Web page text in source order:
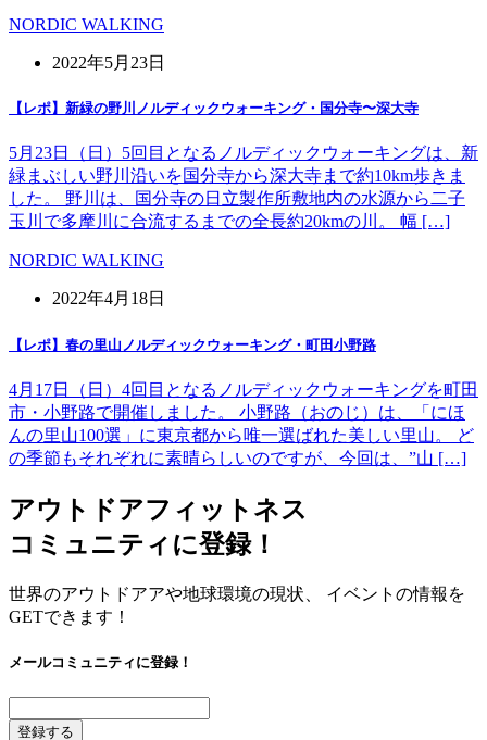
NORDIC WALKING
2022年5月23日
【レポ】新緑の野川ノルディックウォーキング・国分寺〜深大寺
5月23日（日）5回目となるノルディックウォーキングは、新
緑まぶしい野川沿いを国分寺から深大寺まで約10km歩きま
した。 野川は、国分寺の日立製作所敷地内の水源から二子
玉川で多摩川に合流するまでの全長約20kmの川。 幅 […]
NORDIC WALKING
2022年4月18日
【レポ】春の里山ノルディックウォーキング・町田小野路
4月17日（日）4回目となるノルディックウォーキングを町田
市・小野路で開催しました。 小野路（おのじ）は、「にほ
んの里山100選」に東京都から唯一選ばれた美しい里山。 ど
の季節もそれぞれに素晴らしいのですが、今回は、”山 […]
アウトドアフィットネス
コミュニティに登録！
世界のアウトドアアや地球環境の現状、 イベントの情報を
GETできます！
メールコミュニティに登録！